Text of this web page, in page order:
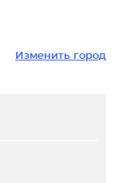
Изменить город